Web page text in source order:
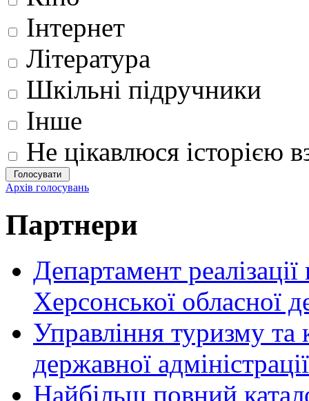
Інтернет
Література
Шкільні підручники
Інше
Не цікавлюся історією
Архів голосувань
Партнери
Департамент
Херсонської обласної
Управління туризму та
державної адміністрації
Найбільш повний